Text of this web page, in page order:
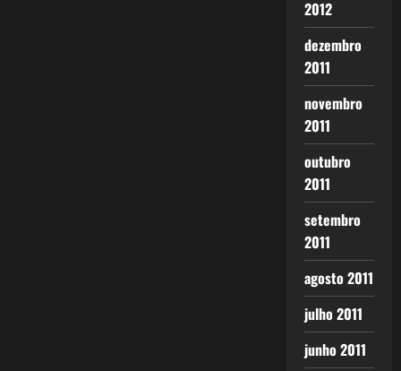
2012
dezembro
2011
novembro
2011
outubro
2011
setembro
2011
agosto 2011
julho 2011
junho 2011